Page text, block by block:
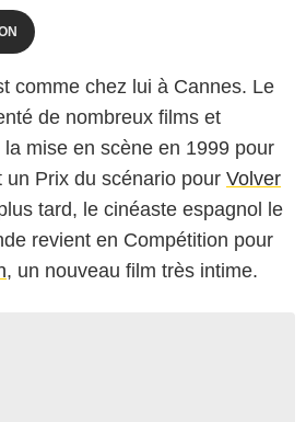
comme chez lui à Cannes. Le
de nombreux films et
mise en scène en 1999 pour
un Prix du scénario pour Volver
tard, le cinéaste espagnol le
revient en Compétition pour
, un nouveau film très intime.